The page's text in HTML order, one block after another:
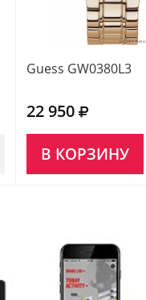
Guess GW0380L3
22 950
В КОРЗИНУ